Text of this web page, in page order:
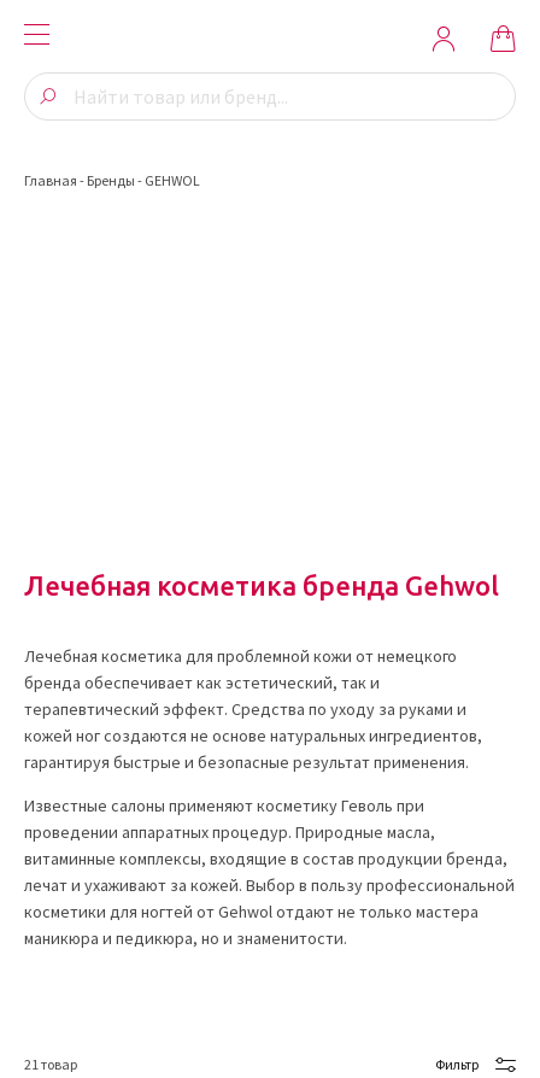
Главная - Бренды - GEHWOL
Лечебная косметика бренда Gehwol
Лечебная косметика для проблемной кожи от немецкого
бренда обеспечивает как эстетический, так и
терапевтический эффект. Средства по уходу за руками и
кожей ног создаются не основе натуральных ингредиентов,
гарантируя быстрые и безопасные результат применения.
Известные салоны применяют косметику Геволь при
проведении аппаратных процедур. Природные масла,
витаминные комплексы, входящие в состав продукции бренда,
лечат и ухаживают за кожей. Выбор в пользу профессиональной
косметики для ногтей от Gehwol отдают не только мастера
маникюра и педикюра, но и знаменитости.
21 товар Фильтр